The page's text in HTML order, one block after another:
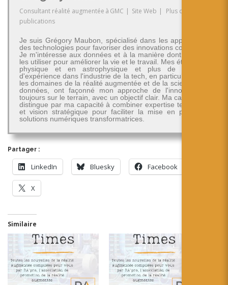
Consultant réalité augmentée à GMC | Site Web |
Plus de
publications
Je suis Grégory Maubon, spécialisé dans les applications
des technologies pour favoriser des innovations concrètes.
Je m'intéresse aux données et à la manière dont on peut
les utiliser pour améliorer la vie et le travail. Mes études en
physique et en astrophysique et plus de 30 ans
d'expérience dans l'industrie de la tech, en particulier dans
les domaines de la réalité augmentée et de la science des
données, ont façonné mon approche de l'innovation -
toujours sur le terrain, avec un objectif clair. Ma carrière se
distingue par ma capacité à combiner expertise technique
et vision stratégique pour faciliter la mise en place de
solutions numériques transformatrices.
Partager :
LinkedIn Bluesky Facebook
X
Similaire